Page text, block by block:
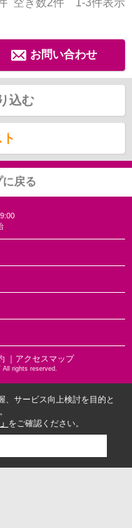
空き数2件 1-3件表示
お問い合わせ
込む
戻る
｜アクセスマップ
rights reserved.
、サービス向上検討を目的と
をご確認ください。